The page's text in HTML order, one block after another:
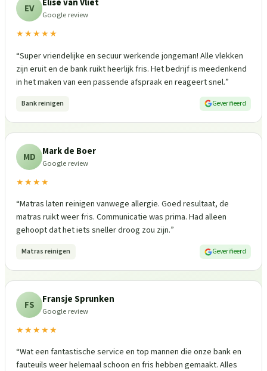
EV Elise van Vliet
Google review
★★★★★
“Super vriendelijke en secuur werkende jongeman! Alle vlekken
zijn eruit en de bank ruikt heerlijk fris. Het bedrijf is meedenkend
in het maken van een passende afspraak en reageert snel.”
Bank reinigen Geverifieerd
MD Mark de Boer
Google review
★★★★
“Matras laten reinigen vanwege allergie. Goed resultaat, de
matras ruikt weer fris. Communicatie was prima. Had alleen
gehoopt dat het iets sneller droog zou zijn.”
Matras reinigen Geverifieerd
FS Fransje Sprunken
Google review
★★★★★
“Wat een fantastische service en top mannen die onze bank en
fauteuils weer helemaal schoon en fris hebben gemaakt. Alles